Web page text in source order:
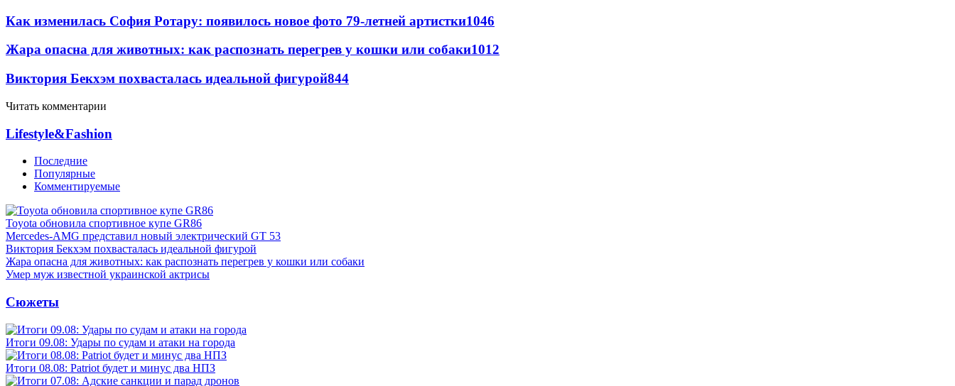
Как изменилась София Ротару: появилось новое фото 79-летней артистки1046
Жара опасна для животных: как распознать перегрев у кошки или собаки1012
Виктория Бекхэм похвасталась идеальной фигурой844
Читать комментарии
Lifestyle&Fashion
Последние
Популярные
Комментируемые
Toyota обновила спортивное купе GR86
Mercedes-AMG представил новый электрический GT 53
Виктория Бекхэм похвасталась идеальной фигурой
Жара опасна для животных: как распознать перегрев у кошки или собаки
Умер муж известной украинской актрисы
Сюжеты
Итоги 09.08: Удары по судам и атаки на города
Итоги 08.08: Patriot будет и минус два НПЗ